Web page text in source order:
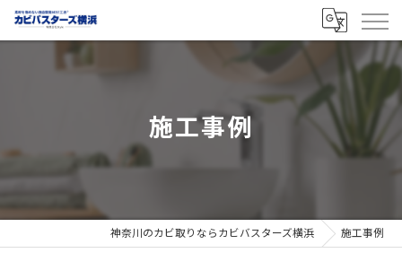
施工事例
神奈川のカビ取りならカビバスターズ横浜 施工事例